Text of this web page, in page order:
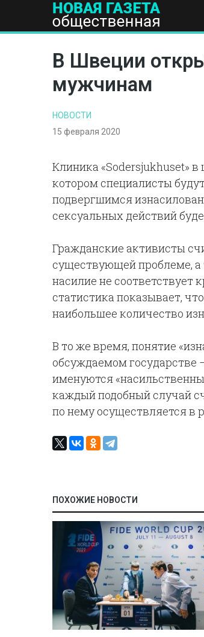
ПОЛИТИКА ОБЩЕСТВО ЭКОНОМИКА
В Швеции
мужчинам
НОВОСТИ
15 февраля 2020
Клиника «Sodersjukhuset»
котором специалисты
подвергшимся
сексуальных действий
Гражданские активисты
существующей проблеме, а
насилие не соответствует
статистика показывает,
наибольшее количество
В то же время, понятие
обсуждаемом государстве
именуются
каждый подобный случай
по нему осуществляется в
ПОХОЖИЕ НОВОСТИ